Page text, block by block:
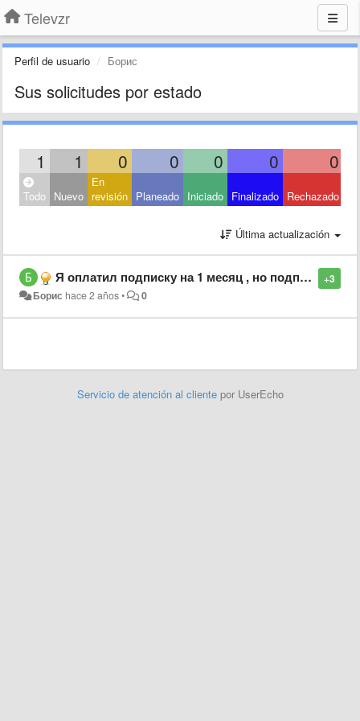
Televzr
Perfil de usuario Борис
Sus solicitudes por estado
1 1 0 0 0 0 0
Todo Nuevo
En
revisión Planeado Iniciado Finalizado Rechazado
Última actualización
+3
Я оплатил подписку на 1 месяц , но подписка пропала, как и деньги - какой то обман ?
Борис hace 2 años• 0
Servicio de atención al cliente por UserEcho